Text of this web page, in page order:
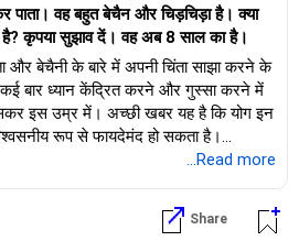
पाता। वह बहुत बेचैन और चिड़चिड़ा है। क्या
कृपया सुझाव दें। वह अब 8 साल का है।
और बेचैनी के बारे में अपनी चिंता साझा करने के
कई बार ध्यान केंद्रित करने और गुस्सा करने में
इस उम्र में। अच्छी खबर यह है कि योग इन
रूप से फायदेमंद हो सकता है।
जैसे कि वृक्ष मुद्रा और योद्धा मुद्राएँ, संतुलन
हैं, जो स्वाभाविक रूप से मन को बेहतर ढंग
...Read more
Share